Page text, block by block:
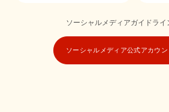
ソーシャルメディアガイドライ
ソーシャルメディア公式アカウ